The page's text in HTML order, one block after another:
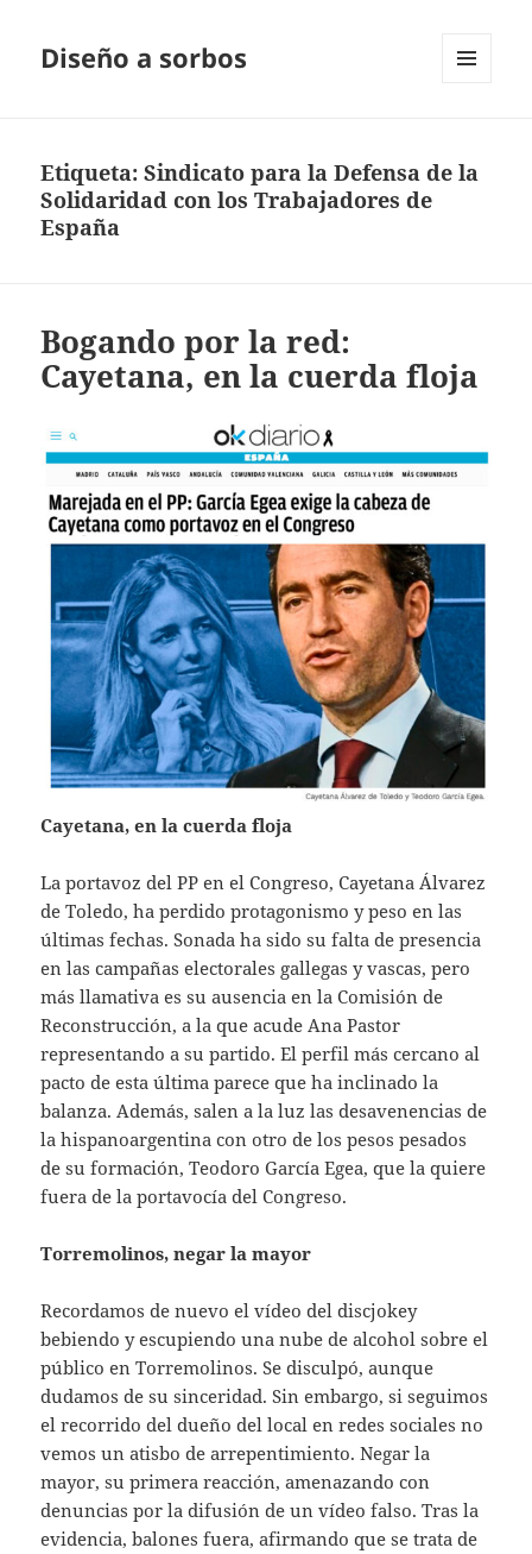
Diseño a sorbos
Etiqueta:Sindicato para la Defensa de la
Solidaridad con los Trabajadores de
España
Bogando por la red:
Cayetana, en la cuerda floja
Cayetana, en la cuerda floja
La portavoz del PP en el Congreso, Cayetana Álvarez
de Toledo, ha perdido protagonismo y peso en las
últimas fechas. Sonada ha sido su falta de presencia
en las campañas electorales gallegas y vascas, pero
más llamativa es su ausencia en la Comisión de
Reconstrucción, a la que acude Ana Pastor
representando a su partido. El perfil más cercano al
pacto de esta última parece que ha inclinado la
balanza. Además, salen a la luz las desavenencias de
la hispanoargentina con otro de los pesos pesados
de su formación, Teodoro García Egea, que la quiere
fuera de la portavocía del Congreso.
Torremolinos, negar la mayor
Recordamos de nuevo el vídeo del discjokey
bebiendo y escupiendo una nube de alcohol sobre el
público en Torremolinos. Se disculpó, aunque
dudamos de su sinceridad. Sin embargo, si seguimos
el recorrido del dueño del local en redes sociales no
vemos un atisbo de arrepentimiento. Negar la
mayor, su primera reacción, amenazando con
denuncias por la difusión de un vídeo falso. Tras la
evidencia, balones fuera, afirmando que se trata de